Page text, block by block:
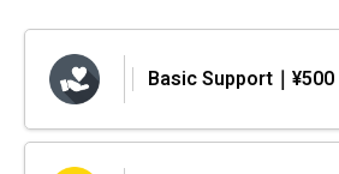
Basic Support｜¥500